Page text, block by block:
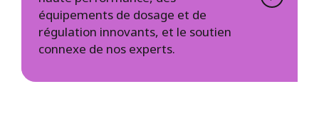
équipements de dosage et de
régulation innovants, et le soutien
connexe de nos experts.